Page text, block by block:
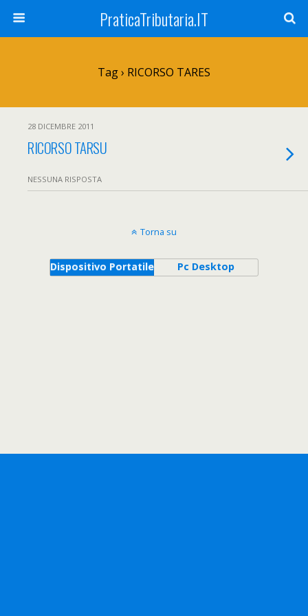
PraticaTributaria.IT
Tag › RICORSO TARES
28 DICEMBRE 2011
RICORSO TARSU
NESSUNA RISPOSTA
Torna su
Dispositivo Portatile Pc Desktop